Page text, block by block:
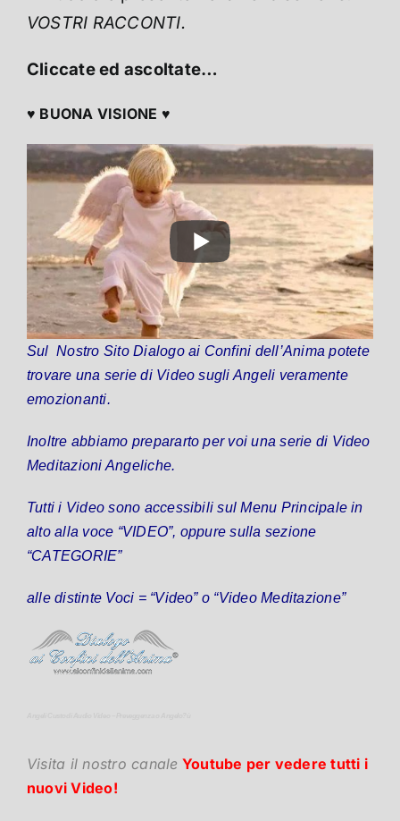
VOSTRI RACCONTI.
Cliccate ed ascoltate…
♥ BUONA VISIONE ♥
Sul Nostro SitoDialogo ai Confini dell’Anima potete
trovare una serie di Video sugli Angeli veramente
emozionanti.
Inoltre abbiamo prepararto per voi una serie di Video
Meditazioni Angeliche.
Tutti i Video sono accessibili sul Menu Principale in
alto alla voce “VIDEO”, oppure sulla sezione
“CATEGORIE”
alle distinte Voci = “Video” o “Video Meditazione”
Visita il nostro canale Youtube per vedere tutti i
nuovi Video!